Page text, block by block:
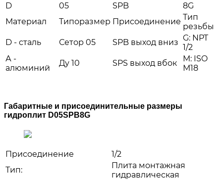
D 05 SPB
8G
Материал
Типоразмер Присоединение Тип
резьбы
D - сталь
Сетор 05 SPB выход вниз G: NPT
1/2
А -
алюминий
Ду 10 SPS выход вбок
M: ISO
М18
Габаритные и присоединительные размеры
гидроплит D05SPB8G
Присоединение
1/2
Тип:
Плита монтажная
гидравлическая